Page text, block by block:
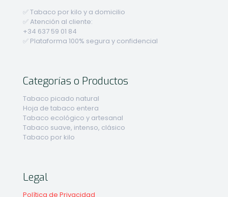
✅ Tabaco por kilo y a domicilio
✅ Atención al cliente:
+34 637 59 01 84
✅ Plataforma 100% segura y confidencial
Categorías o Productos
Tabaco picado natural
Hoja de tabaco entera
Tabaco ecológico y artesanal
Tabaco suave, intenso, clásico
Tabaco por kilo
Legal
Política de Privacidad